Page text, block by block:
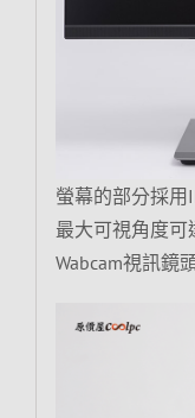
螢幕的部分採用
最大可視角度可
Wabcam視訊鏡